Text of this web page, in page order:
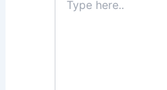
here..